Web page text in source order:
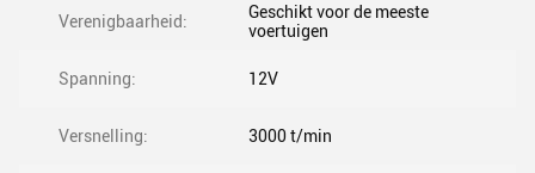
Verenigbaarheid:
Geschikt voor de meeste
voertuigen
Spanning: 12V
Versnelling: 3000 t/min